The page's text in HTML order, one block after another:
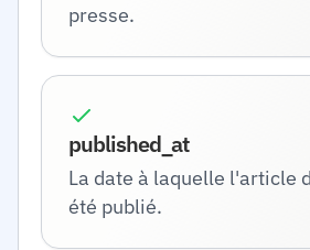
presse.
published_at
La date à laquelle l'article
été publié.